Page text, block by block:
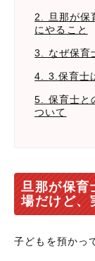
2. 旦那が保
にやること
3. なぜ保育
4. 3.保育士
5. 保育士と
ついて
旦那が保育
場だけど、
子どもを預かっ